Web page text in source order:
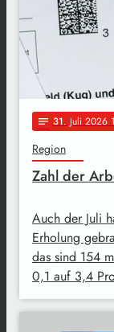
notes 31. Juli 2026
Region
Zahl der
Auch der Juli
Erholung
das sind 154
0,1 auf 3,4